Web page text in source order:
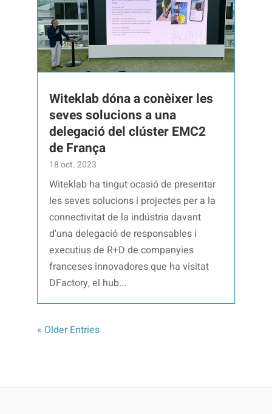
Witeklab dóna a conèixer les
seves solucions a una
delegació del clúster EMC2
de França
18 oct. 2023
Witeklab ha tingut ocasió de presentar
les seves solucions i projectes per a la
connectivitat de la indústria davant
d'una delegació de responsables i
executius de R+D de companyies
franceses innovadores que ha visitat
DFactory, el hub...
« Older Entries